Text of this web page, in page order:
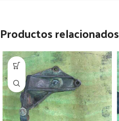
Productos relacionados